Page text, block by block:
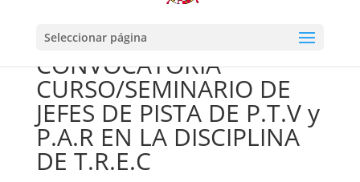
Seleccionar página
CONVOCATORIA
CURSO/SEMINARIO DE
JEFES DE PISTA DE P.T.V y
P.A.R EN LA DISCIPLINA
DE T.R.E.C